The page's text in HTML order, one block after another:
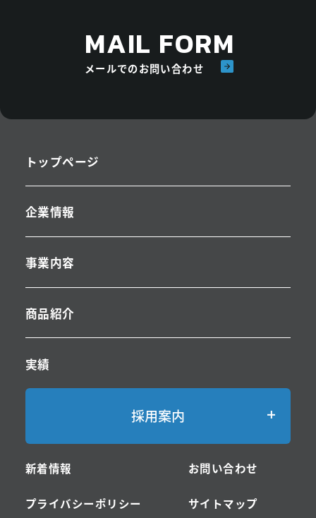
MAIL FORM
メールでのお問い合わせ
トップページ
企業情報
事業内容
商品紹介
実績
採用案内
新着情報 お問い合わせ
プライバシーポリシー サイトマップ